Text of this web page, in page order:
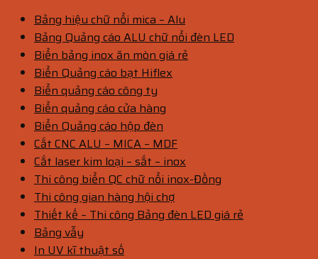
Bảng hiệu chữ nổi mica – Alu
Bảng Quảng cáo ALU chữ nổi đèn LED
Biển bảng inox ăn mòn giá rẻ
Biển Quảng cáo bạt Hiflex
Biển quảng cáo công ty
Biển quảng cáo cửa hàng
Biển Quảng cáo hộp đèn
Cắt CNC ALU – MICA – MDF
Cắt laser kim loại – sắt – inox
Thi công biển QC chữ nổi inox-Đồng
Thi công gian hàng hội chợ
Thiết kế – Thi công Bảng đèn LED giá rẻ
Bảng vẫy
In UV kĩ thuật số